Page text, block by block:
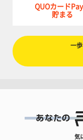
QUOカード
貯まる
一
気